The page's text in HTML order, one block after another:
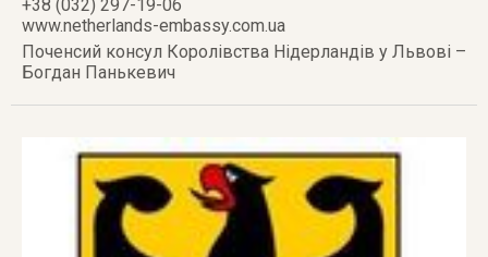
+38 (032) 297-19-06
www.netherlands-embassy.com.ua
Поченсий консул Королівства Нідерландів у Львові –
Богдан Панькевич